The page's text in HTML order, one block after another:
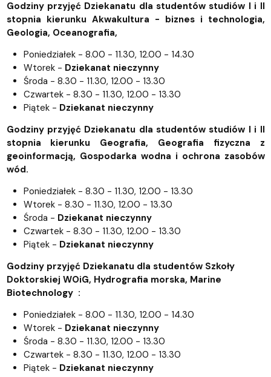
Godziny przyjęć Dziekanatu dla studentów studiów I i II
stopnia kierunku Akwakultura - biznes i technologia,
Geologia, Oceanografia,
Poniedziałek - 8.00 - 11.30, 12.00 - 14.30
Wtorek - Dziekanat nieczynny
Środa - 8.30 - 11.30, 12.00 - 13.30
Czwartek - 8.30 - 11.30, 12.00 - 13.30
Piątek - Dziekanat nieczynny
Godziny przyjęć Dziekanatu dla studentów studiów I i II
stopnia kierunku Geografia, Geografia fizyczna z
geoinformacją, Gospodarka wodna i ochrona zasobów
wód.
Poniedziałek - 8.30 - 11.30, 12.00 - 13.30
Wtorek - 8.30 - 11.30, 12.00 - 13.30
Środa - Dziekanat nieczynny
Czwartek - 8.30 - 11.30, 12.00 - 13.30
Piątek - Dziekanat nieczynny
Godziny przyjęć Dziekanatu dla studentów Szkoły
Doktorskiej WOiG, Hydrografia morska, Marine
Biotechnology :
Poniedziałek - 8.00 - 11.30, 12.00 - 14.30
Wtorek - Dziekanat nieczynny
Środa - 8.30 - 11.30, 12.00 - 13.30
Czwartek - 8.30 - 11.30, 12.00 - 13.30
Piątek - Dziekanat nieczynny